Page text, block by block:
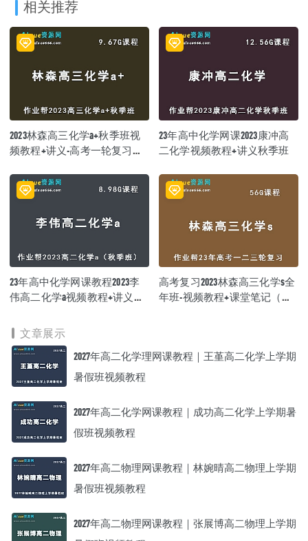
相关推荐
2023林森高三化学a+秋季班视
频教程+讲义-高考一轮复习资
23年高中化学网课2023康冲高
二化学视频教程+讲义秋季班
23年高中化学网课教程2023李
伟高二化学a视频教程+讲义
高考复习2023林森高三化学s全
年班-视频教程+课堂笔记（暑/
文章展示
2027年高二化学理网课教程｜王堇高二化学上学期
暑假班视频教程
2027年高二化学网课教程｜成功高二化学上学期暑
假班视频教程
2027年高二物理网课教程｜林婉晴高二物理上学期
暑假班视频教程
2027年高二物理网课教程｜张展博高二物理上学期